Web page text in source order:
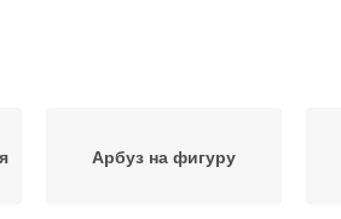
Арбуз на фигуру